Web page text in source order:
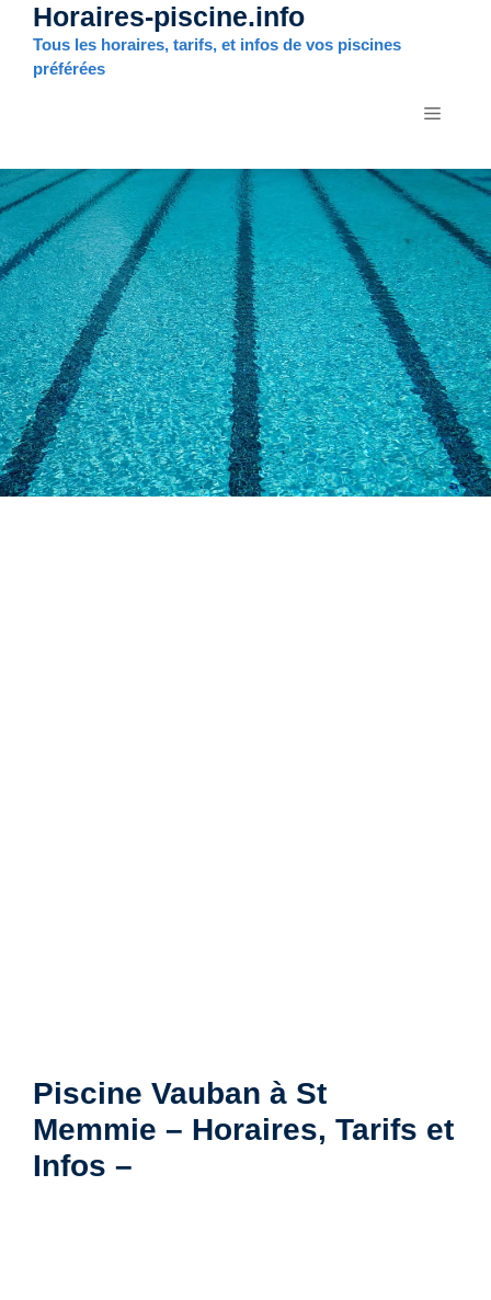
Aller
contenu
Horaires-piscine.info
Tous les horaires, tarifs, et infos de vos piscines
préférées
MENU
Piscine Vauban à St
Memmie – Horaires, Tarifs et
Infos –